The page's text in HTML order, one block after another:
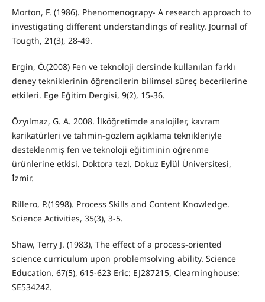
Morton, F. (1986). Phenomenograpy- A research approach to
investigating different understandings of reality. Journal of
Tougth, 21(3), 28-49.
Ergin, Ö.(2008) Fen ve teknoloji dersinde kullanılan farklı
deney tekniklerinin öğrencilerin bilimsel süreç becerilerine
etkileri. Ege Eğitim Dergisi, 9(2), 15-36.
Özyılmaz, G. A. 2008. İlköğretimde analojiler, kavram
karikatürleri ve tahmin-gözlem açıklama teknikleriyle
desteklenmiş fen ve teknoloji eğitiminin öğrenme
ürünlerine etkisi. Doktora tezi. Dokuz Eylül Üniversitesi,
İzmir.
Rillero, P.(1998). Process Skills and Content Knowledge.
Science Activities, 35(3), 3-5.
Shaw, Terry J. (1983), The effect of a process-oriented
science curriculum upon problemsolving ability. Science
Education. 67(5), 615-623 Eric: EJ287215, Clearninghouse:
SE534242.